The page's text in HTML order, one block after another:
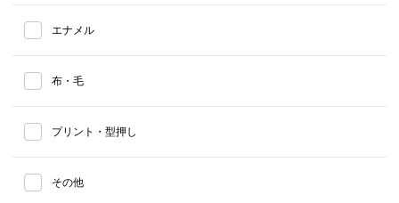
エナメル
布・毛
プリント・型押し
その他